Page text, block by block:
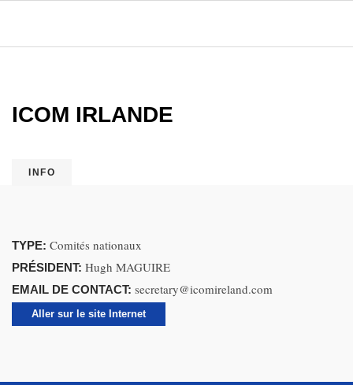
ICOM IRLANDE
INFO
TYPE: Comités nationaux
PRÉSIDENT: Hugh MAGUIRE
EMAIL DE CONTACT: secretary@icomireland.com
Aller sur le site Internet